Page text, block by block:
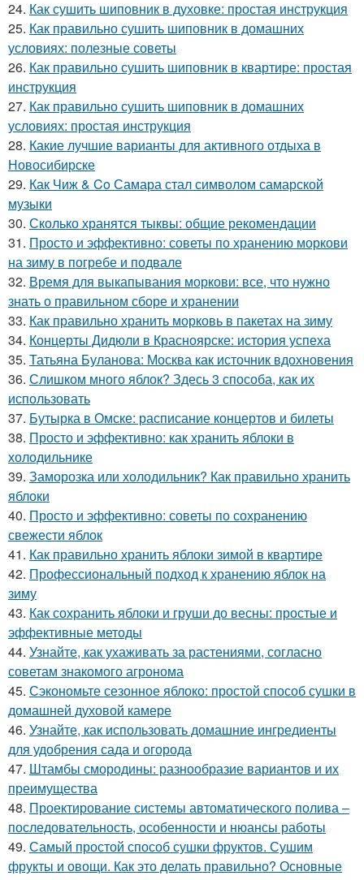
24. Как сушить шиповник в духовке: простая инструкция
25. Как правильно сушить шиповник в домашних
условиях: полезные советы
26. Как правильно сушить шиповник в квартире: простая
инструкция
27. Как правильно сушить шиповник в домашних
условиях: простая инструкция
28. Какие лучшие варианты для активного отдыха в
Новосибирске
29. Как Чиж & Co Самара стал символом самарской
музыки
30. Сколько хранятся тыквы: общие рекомендации
31. Просто и эффективно: советы по хранению моркови
на зиму в погребе и подвале
32. Время для выкапывания моркови: все, что нужно
знать о правильном сборе и хранении
33. Как правильно хранить морковь в пакетах на зиму
34. Концерты Дидюли в Красноярске: история успеха
35. Татьяна Буланова: Москва как источник вдохновения
36. Слишком много яблок? Здесь 3 способа, как их
использовать
37. Бутырка в Омске: расписание концертов и билеты
38. Просто и эффективно: как хранить яблоки в
холодильнике
39. Заморозка или холодильник? Как правильно хранить
яблоки
40. Просто и эффективно: советы по сохранению
свежести яблок
41. Как правильно хранить яблоки зимой в квартире
42. Профессиональный подход к хранению яблок на
зиму
43. Как сохранить яблоки и груши до весны: простые и
эффективные методы
44. Узнайте, как ухаживать за растениями, согласно
советам знакомого агронома
45. Сэкономьте сезонное яблоко: простой способ сушки в
домашней духовой камере
46. Узнайте, как использовать домашние ингредиенты
для удобрения сада и огорода
47. Штамбы смородины: разнообразие вариантов и их
преимущества
48. Проектирование системы автоматического полива –
последовательность, особенности и нюансы работы
49. Самый простой способ сушки фруктов. Сушим
фрукты и овощи. Как это делать правильно? Основные